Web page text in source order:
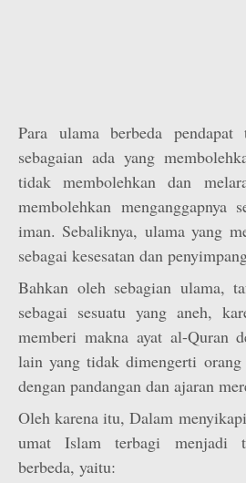
Para ulama berbeda pendapat
sebagaian ada yang
tidak membolehkan dan
membolehkan menganggapnya
iman. Sebaliknya, ulama yang
sebagai kesesatan dan
Bahkan oleh sebagian ulama,
sebagai sesuatu yang aneh,
memberi makna ayat al-Quran
lain yang tidak dimengerti
dengan pandangan dan ajaran
Oleh karena itu, Dalam
umat Islam terbagi menjadi
berbeda, yaitu: